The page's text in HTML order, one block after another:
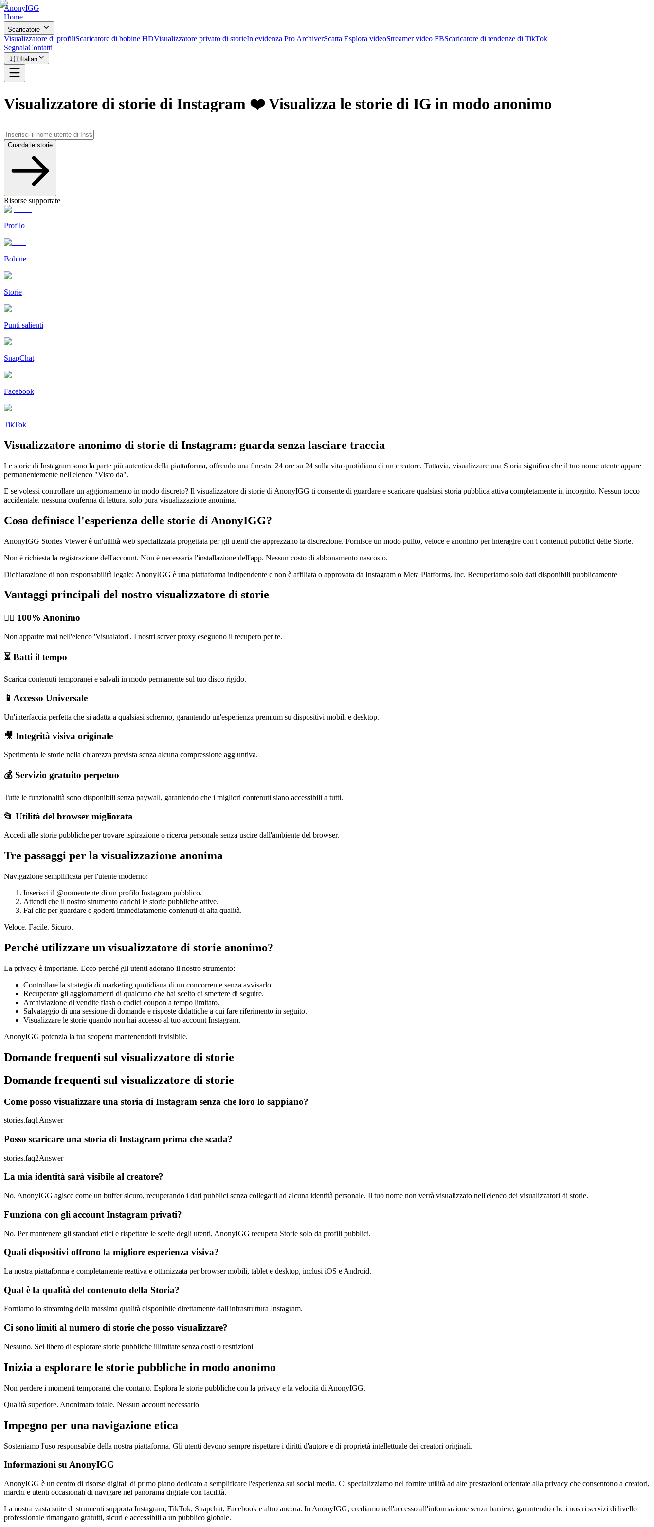
AnonyIGG
Home
Scaricatore
Visualizzatore di profiliScaricatore di bobine HDVisualizzatore privato di storieIn evidenza Pro ArchiverScatta Esplora videoStreamer video FBScaricatore di tendenze di TikTok
SegnalaContatti
🇮🇹Italian
Visualizzatore di storie di Instagram ❤️ Visualizza le storie di IG in modo anonimo
Guarda le storie
Risorse supportate
Profilo
Bobine
Storie
Punti salienti
SnapChat
Facebook
TikTok
Visualizzatore anonimo di storie di Instagram: guarda senza lasciare traccia
Le storie di Instagram sono la parte più autentica della piattaforma, offrendo una finestra 24 ore su 24 sulla vita quotidiana di un creatore. Tuttavia, visualizzare una Storia significa che il tuo nome utente appare
permanentemente nell'elenco "Visto da".
E se volessi controllare un aggiornamento in modo discreto? Il visualizzatore di storie di AnonyIGG ti consente di guardare e scaricare qualsiasi storia pubblica attiva completamente in incognito. Nessun tocco
accidentale, nessuna conferma di lettura, solo pura visualizzazione anonima.
Cosa definisce l'esperienza delle storie di AnonyIGG?
AnonyIGG Stories Viewer è un'utilità web specializzata progettata per gli utenti che apprezzano la discrezione. Fornisce un modo pulito, veloce e anonimo per interagire con i contenuti pubblici delle Storie.
Non è richiesta la registrazione dell'account. Non è necessaria l'installazione dell'app. Nessun costo di abbonamento nascosto.
Dichiarazione di non responsabilità legale: AnonyIGG è una piattaforma indipendente e non è affiliata o approvata da Instagram o Meta Platforms, Inc. Recuperiamo solo dati disponibili pubblicamente.
Vantaggi principali del nostro visualizzatore di storie
🕵️‍♂️ 100% Anonimo
Non apparire mai nell'elenco 'Visualatori'. I nostri server proxy eseguono il recupero per te.
⏳ Batti il ​​tempo
Scarica contenuti temporanei e salvali in modo permanente sul tuo disco rigido.
📱Accesso Universale
Un'interfaccia perfetta che si adatta a qualsiasi schermo, garantendo un'esperienza premium su dispositivi mobili e desktop.
🎥 Integrità visiva originale
Sperimenta le storie nella chiarezza prevista senza alcuna compressione aggiuntiva.
💰 Servizio gratuito perpetuo
Tutte le funzionalità sono disponibili senza paywall, garantendo che i migliori contenuti siano accessibili a tutti.
📂 Utilità del browser migliorata
Accedi alle storie pubbliche per trovare ispirazione o ricerca personale senza uscire dall'ambiente del browser.
Tre passaggi per la visualizzazione anonima
Navigazione semplificata per l'utente moderno:
Inserisci il @nomeutente di un profilo Instagram pubblico.
Attendi che il nostro strumento carichi le storie pubbliche attive.
Fai clic per guardare e goderti immediatamente contenuti di alta qualità.
Veloce. Facile. Sicuro.
Perché utilizzare un visualizzatore di storie anonimo?
La privacy è importante. Ecco perché gli utenti adorano il nostro strumento:
Controllare la strategia di marketing quotidiana di un concorrente senza avvisarlo.
Recuperare gli aggiornamenti di qualcuno che hai scelto di smettere di seguire.
Archiviazione di vendite flash o codici coupon a tempo limitato.
Salvataggio di una sessione di domande e risposte didattiche a cui fare riferimento in seguito.
Visualizzare le storie quando non hai accesso al tuo account Instagram.
AnonyIGG potenzia la tua scoperta mantenendoti invisibile.
Domande frequenti sul visualizzatore di storie
Domande frequenti sul visualizzatore di storie
Come posso visualizzare una storia di Instagram senza che loro lo sappiano?
stories.faq1Answer
Posso scaricare una storia di Instagram prima che scada?
stories.faq2Answer
La mia identità sarà visibile al creatore?
No. AnonyIGG agisce come un buffer sicuro, recuperando i dati pubblici senza collegarli ad alcuna identità personale. Il tuo nome non verrà visualizzato nell'elenco dei visualizzatori di storie.
Funziona con gli account Instagram privati?
No. Per mantenere gli standard etici e rispettare le scelte degli utenti, AnonyIGG recupera Storie solo da profili pubblici.
Quali dispositivi offrono la migliore esperienza visiva?
La nostra piattaforma è completamente reattiva e ottimizzata per browser mobili, tablet e desktop, inclusi iOS e Android.
Qual è la qualità del contenuto della Storia?
Forniamo lo streaming della massima qualità disponibile direttamente dall'infrastruttura Instagram.
Ci sono limiti al numero di storie che posso visualizzare?
Nessuno. Sei libero di esplorare storie pubbliche illimitate senza costi o restrizioni.
Inizia a esplorare le storie pubbliche in modo anonimo
Non perdere i momenti temporanei che contano. Esplora le storie pubbliche con la privacy e la velocità di AnonyIGG.
Qualità superiore. Anonimato totale. Nessun account necessario.
Impegno per una navigazione etica
Sosteniamo l'uso responsabile della nostra piattaforma. Gli utenti devono sempre rispettare i diritti d'autore e di proprietà intellettuale dei creatori originali.
Informazioni su AnonyIGG
AnonyIGG è un centro di risorse digitali di primo piano dedicato a semplificare l'esperienza sui social media. Ci specializziamo nel fornire utilità ad alte prestazioni orientate alla privacy che consentono a creatori,
marchi e utenti occasionali di navigare nel panorama digitale con facilità.
La nostra vasta suite di strumenti supporta Instagram, TikTok, Snapchat, Facebook e altro ancora. In AnonyIGG, crediamo nell'accesso all'informazione senza barriere, garantendo che i nostri servizi di livello
professionale rimangano gratuiti, sicuri e accessibili a un pubblico globale.